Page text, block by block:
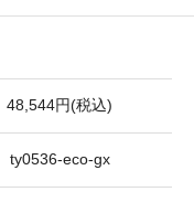
48,544円(税込)
ty0536-eco-gx